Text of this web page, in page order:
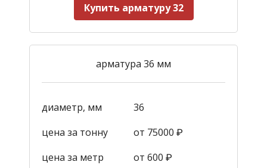
Купить арматуру 32
арматура 36 мм
диаметр, мм
36
цена за тонну
от 75000 ₽
цена за метр
от 600 ₽